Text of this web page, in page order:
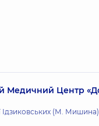
Медичний Центр
Ідзиковських (М.